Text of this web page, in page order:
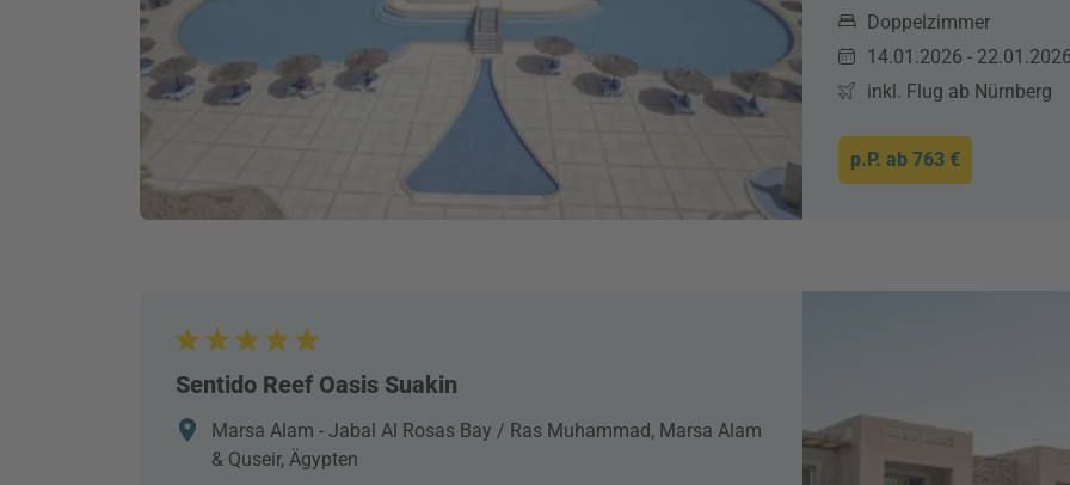
Doppelzimmer
14.01.2026 -
inkl. Flug ab Nürnberg
p.P. ab 763 €
Sentido Reef Oasis Suakin
Marsa Alam - Jabal Al Rosas Bay / Ras Muhammad, Marsa Alam
& Quseir, Ägypten